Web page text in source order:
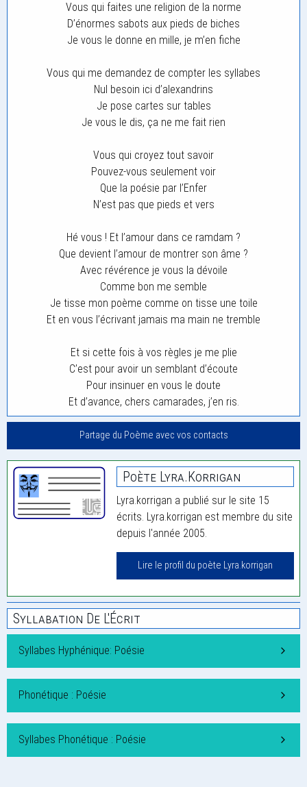
Vous qui faites une religion de la norme
D’énormes sabots aux pieds de biches
Je vous le donne en mille, je m’en fiche
Vous qui me demandez de compter les syllabes
Nul besoin ici d’alexandrins
Je pose cartes sur tables
Je vous le dis, ça ne me fait rien
Vous qui croyez tout savoir
Pouvez-vous seulement voir
Que la poésie par l’Enfer
N’est pas que pieds et vers
Hé vous ! Et l’amour dans ce ramdam ?
Que devient l’amour de montrer son âme ?
Avec révérence je vous la dévoile
Comme bon me semble
Je tisse mon poème comme on tisse une toile
Et en vous l’écrivant jamais ma main ne tremble
Et si cette fois à vos règles je me plie
C’est pour avoir un semblant d’écoute
Pour insinuer en vous le doute
Et d’avance, chers camarades, j’en ris.
Partage du Poème avec vos contacts
Poète Lyra.korrigan
Lyra.korrigan a publié sur le site 15
écrits. Lyra.korrigan est membre du site
depuis l'année 2005.
Lire le profil du poète Lyra.korrigan
Syllabation De L'Écrit
Syllabes Hyphénique: Poésie
Phonétique : Poésie
Syllabes Phonétique : Poésie